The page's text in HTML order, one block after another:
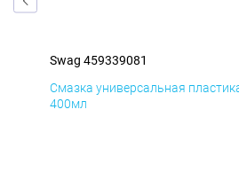
Swag 459339081
Смазка универсальная
400мл